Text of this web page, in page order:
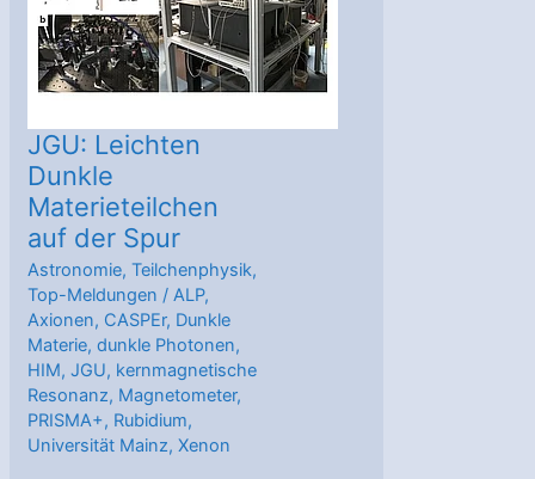
JGU: Leichten
Dunkle
Materieteilchen
auf der Spur
Astronomie,Teilchenphysik,
Top-Meldungen /ALP,
Axionen, CASPEr, Dunkle
Materie,dunkle Photonen,
HIM,JGU, kernmagnetische
Resonanz, Magnetometer,
PRISMA+, Rubidium,
Universität Mainz,Xenon